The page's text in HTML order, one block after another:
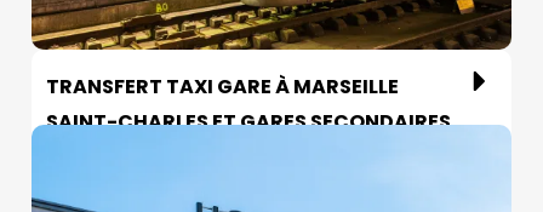
TRANSFERT TAXI GARE À MARSEILLE
SAINT-CHARLES ET GARES SECONDAIRES